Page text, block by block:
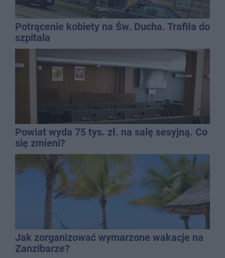
Potrącenie kobiety na Św. Ducha. Trafiła do
szpitala
Powiat wyda 75 tys. zł. na salę sesyjną. Co
się zmieni?
Jak zorganizować wymarzone wakacje na
Zanzibarze?